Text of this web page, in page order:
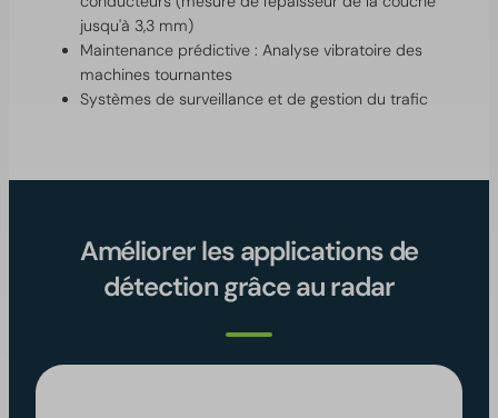
jusqu'à 3,3 mm)
Maintenance prédictive : Analyse vibratoire des
machines tournantes
Systèmes de surveillance et de gestion du trafic
Améliorer les applications de
détection grâce au radar